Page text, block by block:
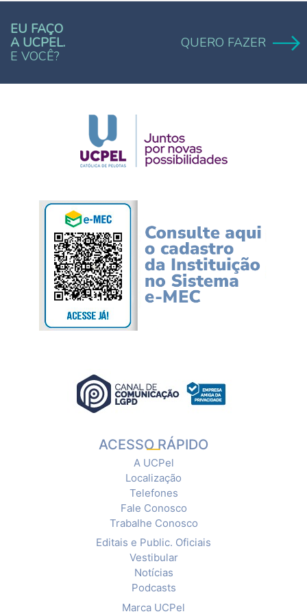
EU FAÇO
A UCPEL.
E VOCÊ?
QUERO FAZER
ACESSO RÁPIDO
A UCPel
Localização
Telefones
Fale Conosco
Trabalhe Conosco
Editais e Public. Oficiais
Vestibular
Notícias
Podcasts
Marca UCPel